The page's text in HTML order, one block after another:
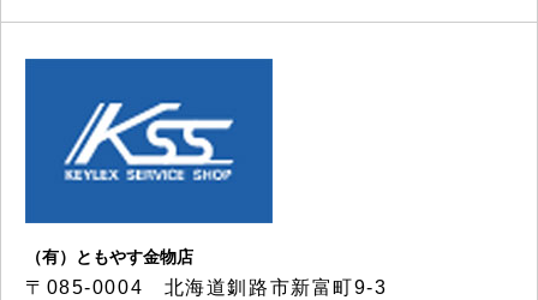
（有）ともやす金物店
〒085-0004 北海道釧路市新富町9-3